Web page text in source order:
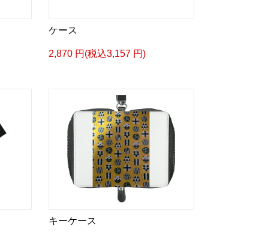
ケース
2,870 円(税込3,157 円)
キーケース